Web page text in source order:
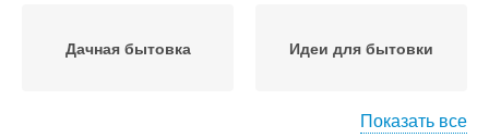
Дачная бытовка Идеи для бытовки
Показать все